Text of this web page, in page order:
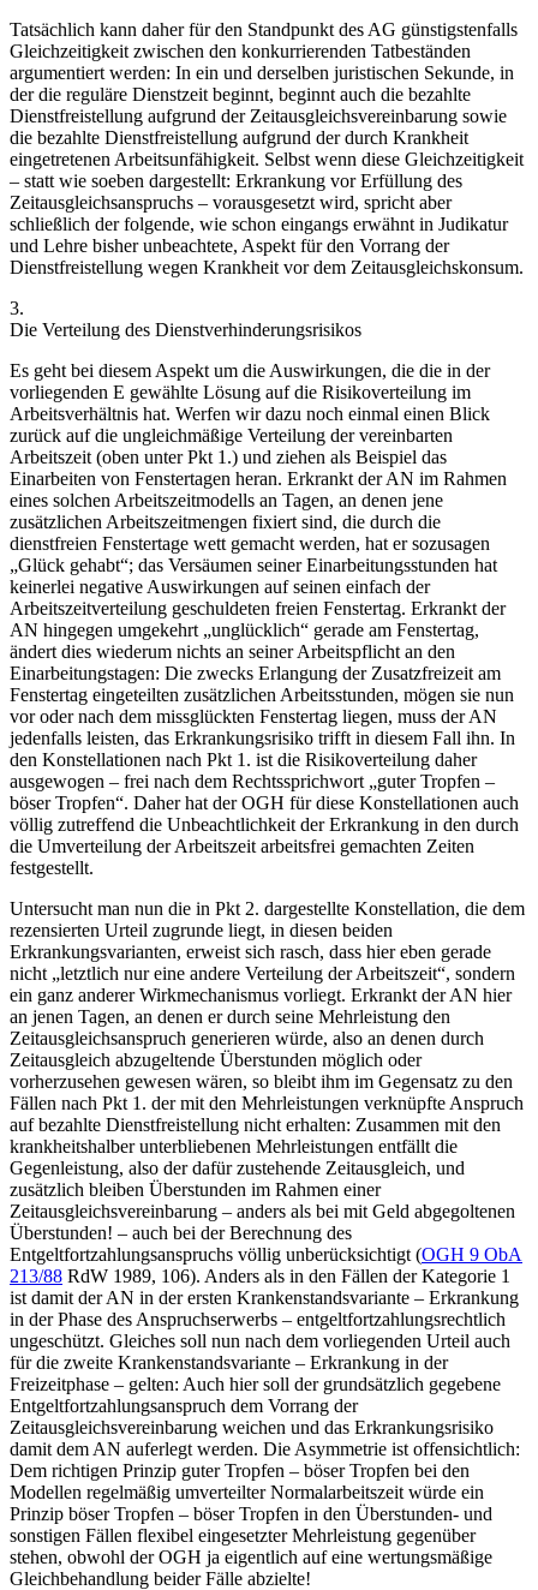
Tatsächlich kann daher für den Standpunkt des AG günstigstenfalls
Gleichzeitigkeit zwischen den konkurrierenden Tatbeständen
argumentiert werden: In ein und derselben juristischen Sekunde, in
der die reguläre Dienstzeit beginnt, beginnt auch die bezahlte
Dienstfreistellung aufgrund der Zeitausgleichsvereinbarung sowie
die bezahlte Dienstfreistellung aufgrund der durch Krankheit
eingetretenen Arbeitsunfähigkeit. Selbst wenn diese Gleichzeitigkeit
– statt wie soeben dargestellt: Erkrankung vor Erfüllung des
Zeitausgleichsanspruchs – vorausgesetzt wird, spricht aber
schließlich der folgende, wie schon eingangs erwähnt in Judikatur
und Lehre bisher unbeachtete, Aspekt für den Vorrang der
Dienstfreistellung wegen Krankheit vor dem Zeitausgleichskonsum.
3.
Die Verteilung des Dienstverhinderungsrisikos
Es geht bei diesem Aspekt um die Auswirkungen, die die in der
vorliegenden E gewählte Lösung auf die Risikoverteilung im
Arbeitsverhältnis hat. Werfen wir dazu noch einmal einen Blick
zurück auf die ungleichmäßige Verteilung der vereinbarten
Arbeitszeit (oben unter Pkt 1.) und ziehen als Beispiel das
Einarbeiten von Fenstertagen heran. Erkrankt der AN im Rahmen
eines solchen Arbeitszeitmodells an Tagen, an denen jene
zusätzlichen Arbeitszeitmengen fixiert sind, die durch die
dienstfreien Fenstertage wett gemacht werden, hat er sozusagen
„Glück gehabt“; das Versäumen seiner Einarbeitungsstunden hat
keinerlei negative Auswirkungen auf seinen einfach der
Arbeitszeitverteilung geschuldeten freien Fenstertag. Erkrankt der
AN hingegen umgekehrt „unglücklich“ gerade am Fenstertag,
ändert dies wiederum nichts an seiner Arbeitspflicht an den
Einarbeitungstagen: Die zwecks Erlangung der Zusatzfreizeit am
Fenstertag eingeteilten zusätzlichen Arbeitsstunden, mögen sie nun
vor oder nach dem missglückten Fenstertag liegen, muss der AN
jedenfalls leisten, das Erkrankungsrisiko trifft in diesem Fall ihn. In
den Konstellationen nach Pkt 1. ist die Risikoverteilung daher
ausgewogen – frei nach dem Rechtssprichwort „guter Tropfen –
böser Tropfen“. Daher hat der OGH für diese Konstellationen auch
völlig zutreffend die Unbeachtlichkeit der Erkrankung in den durch
die Umverteilung der Arbeitszeit arbeitsfrei gemachten Zeiten
festgestellt.
Untersucht man nun die in Pkt 2. dargestellte Konstellation, die dem
rezensierten Urteil zugrunde liegt, in diesen beiden
Erkrankungsvarianten, erweist sich rasch, dass hier eben gerade
nicht „letztlich nur eine andere Verteilung der Arbeitszeit“, sondern
ein ganz anderer Wirkmechanismus vorliegt. Erkrankt der AN hier
an jenen Tagen, an denen er durch seine Mehrleistung den
Zeitausgleichsanspruch generieren würde, also an denen durch
Zeitausgleich abzugeltende Überstunden möglich oder
vorherzusehen gewesen wären, so bleibt ihm im Gegensatz zu den
Fällen nach Pkt 1. der mit den Mehrleistungen verknüpfte Anspruch
auf bezahlte Dienstfreistellung nicht erhalten: Zusammen mit den
krankheitshalber unterbliebenen Mehrleistungen entfällt die
Gegenleistung, also der dafür zustehende Zeitausgleich, und
zusätzlich bleiben Überstunden im Rahmen einer
Zeitausgleichsvereinbarung – anders als bei mit Geld abgegoltenen
Überstunden! – auch bei der Berechnung des
Entgeltfortzahlungsanspruchs völlig unberücksichtigt (OGH 9 ObA
213/88 RdW 1989, 106). Anders als in den Fällen der Kategorie 1
ist damit der AN in der ersten Krankenstandsvariante – Erkrankung
in der Phase des Anspruchserwerbs – entgeltfortzahlungsrechtlich
ungeschützt. Gleiches soll nun nach dem vorliegenden Urteil auch
für die zweite Krankenstandsvariante – Erkrankung in der
Freizeitphase – gelten: Auch hier soll der grundsätzlich gegebene
Entgeltfortzahlungsanspruch dem Vorrang der
Zeitausgleichsvereinbarung weichen und das Erkrankungsrisiko
damit dem AN auferlegt werden. Die Asymmetrie ist offensichtlich:
Dem richtigen Prinzip guter Tropfen – böser Tropfen bei den
Modellen regelmäßig umverteilter Normalarbeitszeit würde ein
Prinzip böser Tropfen – böser Tropfen in den Überstunden- und
sonstigen Fällen flexibel eingesetzter Mehrleistung gegenüber
stehen, obwohl der OGH ja eigentlich auf eine wertungsmäßige
Gleichbehandlung beider Fälle abzielte!